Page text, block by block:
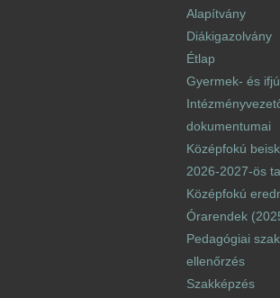
Alapítvány
Diákigazolvány
Étlap
Gyermek- és
dokumentumai
Középfokú
2026-2027-ös
Középfokú
Órarendek
Pedagógiai
ellenőrzés
Szakképzés